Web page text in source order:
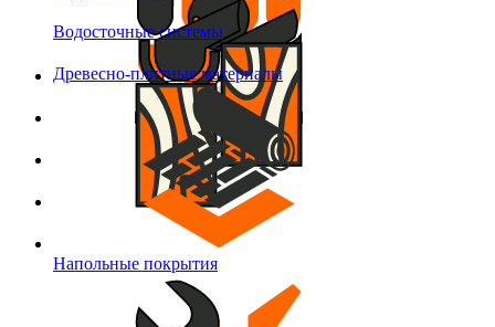
Водосточные системы
Древесно-плитные материалы
Напольные покрытия